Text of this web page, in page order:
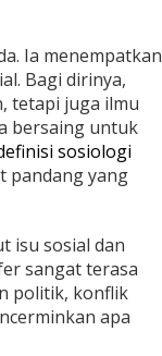
Ia menempatkan
Bagi dirinya,
tetapi juga ilmu
bersaing untuk
sosiologi
pandang yang
isu sosial dan
sangat terasa
politik, konflik
apa